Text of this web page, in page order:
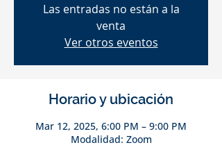
Las entradas no están a la
venta
Ver otros eventos
Horario y ubicación
Mar 12, 2025, 6:00 PM – 9:00 PM
Modalidad: Zoom